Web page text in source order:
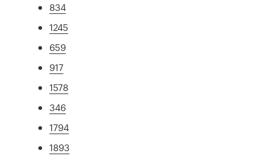
834
1245
659
917
1578
346
1794
1893